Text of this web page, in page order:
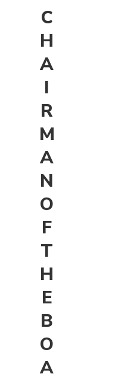
C
H
A
I
R
M
A
N
O
F
T
H
E
B
O
A